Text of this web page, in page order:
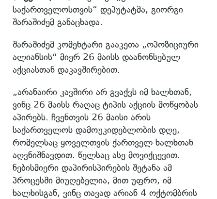
საქართველოსთვის“ დეპუტატმა, გიორგი
შარაშიძემ განაცხადა.
შარაშიძემ კომენტარი გააკეთა „ოპოზიციური
ალიანსის“ მიერ 26 მაისს დაანონსებულ
აქციასთან დაკავშირებით.
„არანაირი კავშირი არ გვაქვს იმ ხალხთან,
ვინც 26 მაისს რაღაც ტიპის აქციის მოწყობას
აპირებს. ჩვენთვის 26 მაისი არის
საქართველოს დამოუკიდებლობის დღე,
რომელსაც ყოველთვის ქართველ ხალხთან
აღვნიშნავდით. წელსაც ასე მოვიქცევით.
ნებისმიერი დაპირისპირების შეტანა ამ
პროცესში მიუღებელია, მით უფრო, იმ
ხალხისგან, ვინც თავად არიან 4 ოქტომბრის